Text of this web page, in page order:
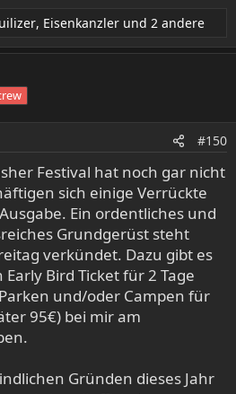
, Eisenkanzler und 2 andere
#150
Festival hat noch gar nicht
sich einige Verrückte
Ein ordentliches und
Grundgerüst steht
verkündet. Dazu gibt es
Bird Ticket für 2 Tage
und/oder Campen für
95€) bei mir am
Gründen dieses Jahr